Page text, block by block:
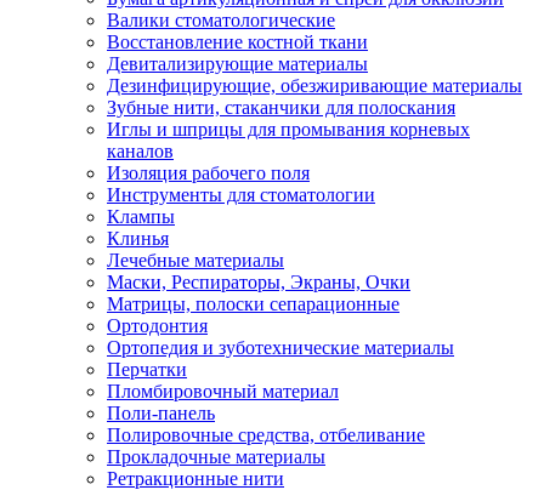
Валики стоматологические
Восстановление костной ткани
Девитализирующие материалы
Дезинфицирующие, обезжиривающие материалы
Зубные нити, стаканчики для полоскания
Иглы и шприцы для промывания корневых
каналов
Изоляция рабочего поля
Инструменты для стоматологии
Клампы
Клинья
Лечебные материалы
Маски, Респираторы, Экраны, Очки
Матрицы, полоски сепарационные
Ортодонтия
Ортопедия и зуботехнические материалы
Перчатки
Пломбировочный материал
Поли-панель
Полировочные средства, отбеливание
Прокладочные материалы
Ретракционные нити